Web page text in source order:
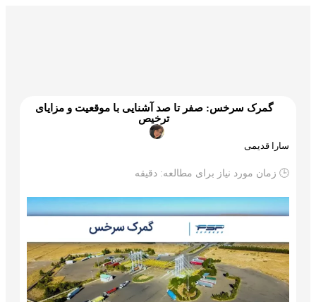
گمرک سرخس: صفر تا صد آشنایی با موقعیت و مزایای
ترخیص
سارا قدیمی
🕒 زمان مورد نیاز برای مطالعه: دقیقه